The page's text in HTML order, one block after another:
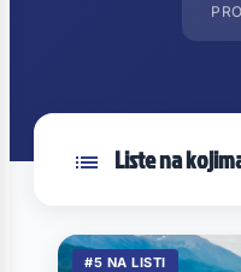
Liste na
#5 NA LISTI